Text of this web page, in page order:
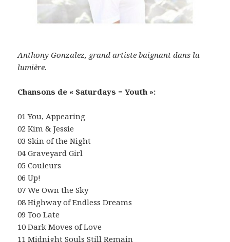
Anthony Gonzalez, grand artiste baignant dans la
lumière.
Chansons de « Saturdays = Youth »:
01 You, Appearing
02 Kim & Jessie
03 Skin of the Night
04 Graveyard Girl
05 Couleurs
06 Up!
07 We Own the Sky
08 Highway of Endless Dreams
09 Too Late
10 Dark Moves of Love
11 Midnight Souls Still Remain